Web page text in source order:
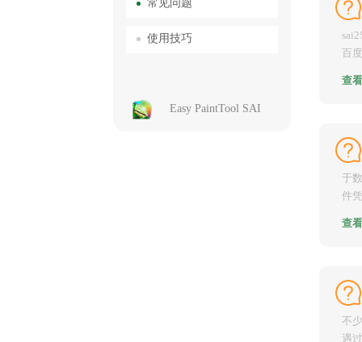
常见问题
使用技巧
Easy PaintTool SAI
百
查
于
件
查
不
遇